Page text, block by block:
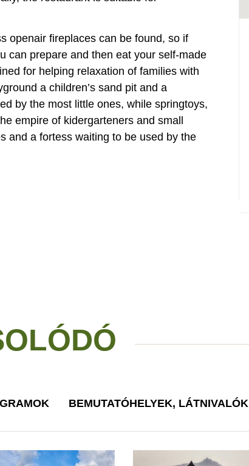
openair fireplaces can be found, so if
can prepare and then eat your self-made
for helping relaxation of families with
a children’s sand pit and a
by the most little ones, while springtoys,
empire of kidergarteners and small
and a fortess waiting to be used by the
BEMUTATÓHELYEK, LÁTNIVALÓK